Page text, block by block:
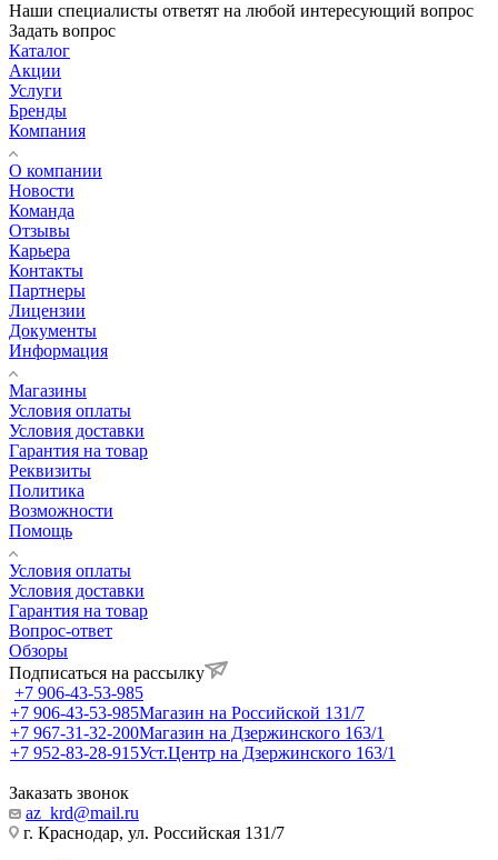
Наши специалисты ответят на любой интересующий вопрос
Задать вопрос
Каталог
Акции
Услуги
Бренды
Компания
О компании
Новости
Команда
Отзывы
Карьера
Контакты
Партнеры
Лицензии
Документы
Информация
Магазины
Условия оплаты
Условия доставки
Гарантия на товар
Реквизиты
Политика
Возможности
Помощь
Условия оплаты
Условия доставки
Гарантия на товар
Вопрос-ответ
Обзоры
Подписаться на рассылку
+7 906-43-53-985
+7 906-43-53-985Магазин на Российской 131/7
+7 967-31-32-200Магазин на Дзержинского 163/1
+7 952-83-28-915Уст.Центр на Дзержинского 163/1
Заказать звонок
az_krd@mail.ru
г. Краснодар, ул. Российская 131/7